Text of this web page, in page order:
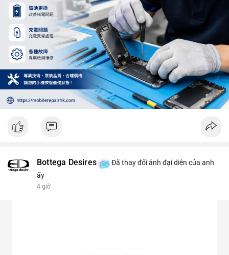
Bottega Desires
Đã thay đổi ảnh đại diện của anh
ấy
4 giờ